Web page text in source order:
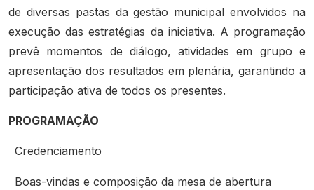
de diversas pastas da gestão municipal envolvidos na
execução das estratégias da iniciativa. A programação
prevê momentos de diálogo, atividades em grupo e
apresentação dos resultados em plenária, garantindo a
participação ativa de todos os presentes.
PROGRAMAÇÃO
Credenciamento
Boas-vindas e composição da mesa de abertura